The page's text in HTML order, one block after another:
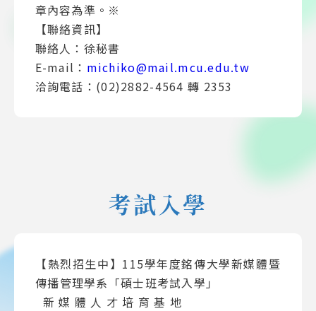
章內容為準。 ※
【聯絡資訊】
聯絡人：徐秘書
E-mail： michiko@mail.mcu.edu.tw
洽詢電話：(02)2882-4564 轉 2353
考試入學
【熱烈招生中】115學年度銘傳大學新媒體暨
傳播管理學系「碩士班考試入學」
新 媒 體 人 才 培 育 基 地